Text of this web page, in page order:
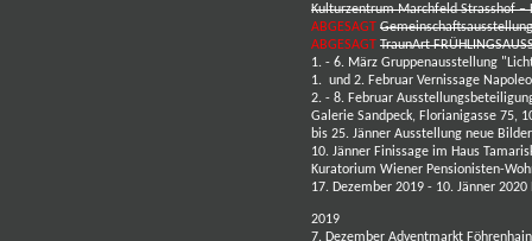
Kulturzentrum Marchfeld Strasshof
ABGESAGT
ABGESAGT TraunArt
1. - 6. März Gruppenausstellung
1. und 2. Februar Vernissage
2. - 8. Februar
Galerie Sandpeck, Florianigasse 75,
bis 25. Jänner Ausstellung neue
10. Jänner Finissage im Haus
Kuratorium Wiener Pensionisten-
17. Dezember 2019 - 10. Jänner
2019
7. Dezember Adventmarkt